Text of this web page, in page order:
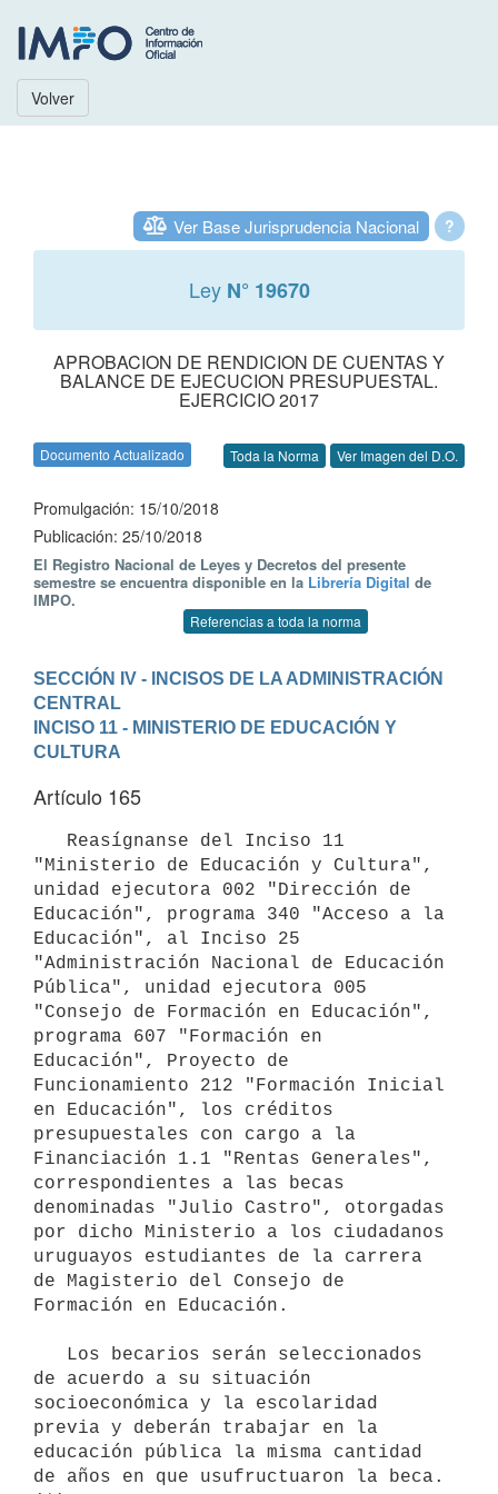
Volver
?
Ver Base Jurisprudencia Nacional
Ley N° 19670
APROBACION DE RENDICION DE CUENTAS Y
BALANCE DE EJECUCION PRESUPUESTAL.
EJERCICIO 2017
Documento Actualizado Toda la Norma Ver Imagen del D.O.
Promulgación: 15/10/2018
Publicación: 25/10/2018
El Registro Nacional de Leyes y Decretos del presente
semestre se encuentra disponible en la Librería Digital de
IMPO.
Referencias a toda la norma
SECCIÓN IV - INCISOS DE LA ADMINISTRACIÓN
CENTRAL
INCISO 11 - MINISTERIO DE EDUCACIÓN Y
CULTURA
Artículo 165
"Ministerio de Educación y Cultura",
unidad ejecutora 002 "Dirección de
Educación", programa 340 "Acceso a la
Educación", al Inciso 25
"Administración Nacional de Educación
Pública", unidad ejecutora 005
"Consejo de Formación en Educación",
programa 607 "Formación en
Educación", Proyecto de
Funcionamiento 212 "Formación Inicial
en Educación", los créditos
presupuestales con cargo a la
Financiación 1.1 "Rentas Generales",
correspondientes a las becas
denominadas "Julio Castro", otorgadas
por dicho Ministerio a los ciudadanos
uruguayos estudiantes de la carrera
de Magisterio del Consejo de
Formación en Educación.
de acuerdo a su situación
socioeconómica y la escolaridad
previa y deberán trabajar en la
educación pública la misma cantidad
de años en que usufructuaron la beca.